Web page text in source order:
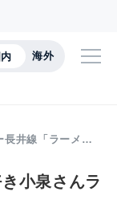
海外
長井線「ラーメ…
小泉さんラ